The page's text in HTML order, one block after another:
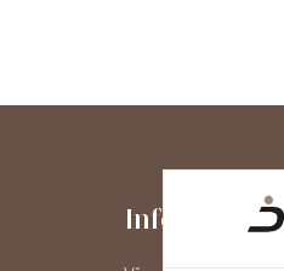
Informace